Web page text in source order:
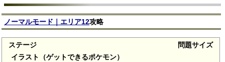
ノーマルモード｜エリア12攻略
ステージ
問題サイズ
イラスト（ゲットできるポケモン）